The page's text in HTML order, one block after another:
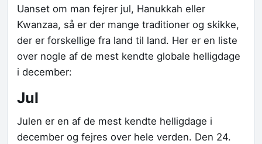
Uanset om man fejrer jul, Hanukkah eller
Kwanzaa, så er der mange traditioner og skikke,
der er forskellige fra land til land. Her er en liste
over nogle af de mest kendte globale helligdage
i december:
Jul
Julen er en af de mest kendte helligdage i
december og fejres over hele verden. Den 24.